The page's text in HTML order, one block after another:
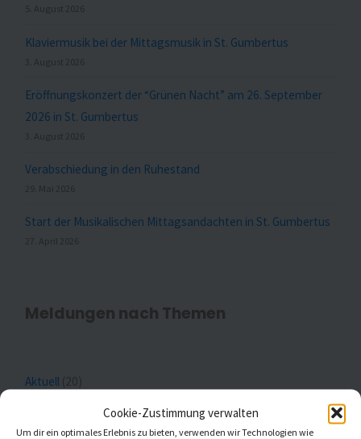
Cookie-Zustimmung verwalten
Um dir ein optimales Erlebnis zu bieten, verwenden wir Technologien wie
5. August 2026
Klaviermusik bei der Mittagsmusik in St. Gumbertus
3. August 2026
Eröffnungskonzert der “Grünen Nacht” am 26. September
2026 in St. Gumbertus
3. August 2026
Verabschiedung in den Ruhestand
29. Mai 2026
Start der Musikalischen Mittagsandachten in St. Gumbertus
27. April 2026
Meldungen nach Themen
Aktuell(20)
(1)